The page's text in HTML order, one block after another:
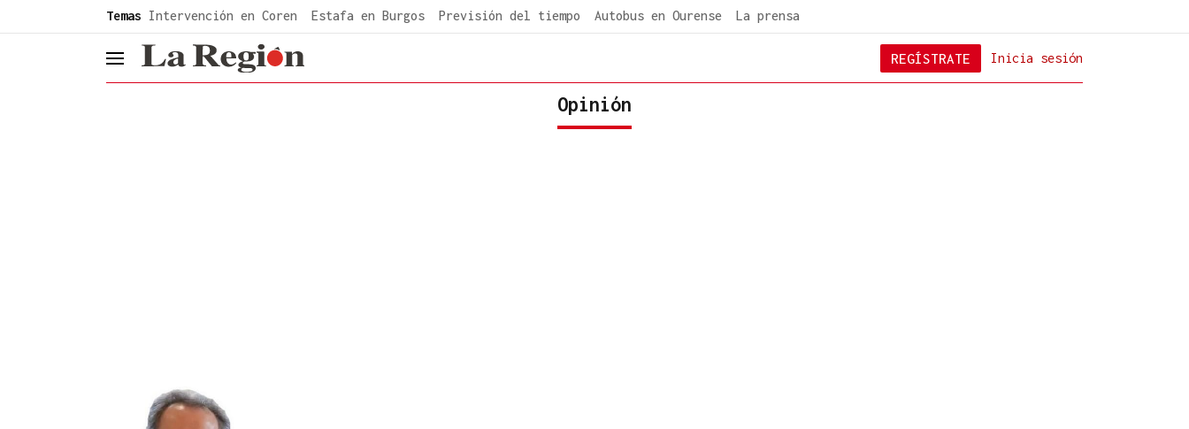
Temas Intervención en Coren Estafa en Burgos Previsión del tiempo Autobus en Ourense La prensa
header.menu.open Inicia sesión
REGÍSTRATE
Opinión